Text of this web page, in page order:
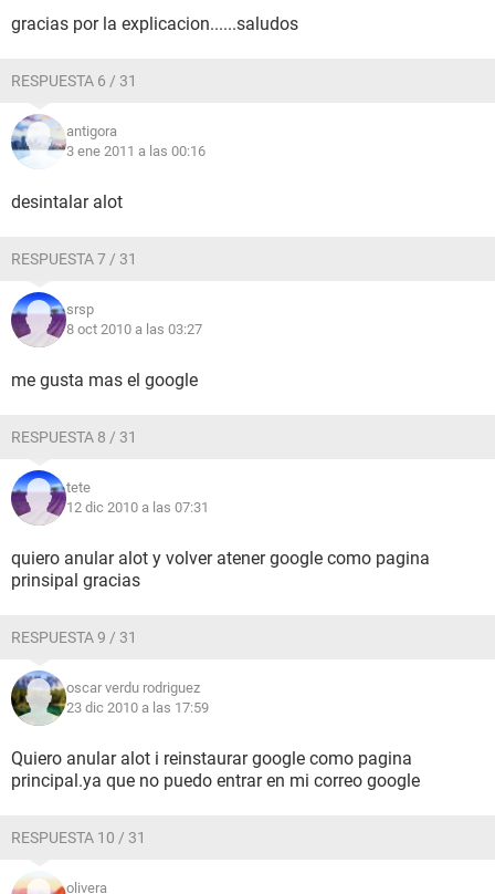
gracias por la explicacion......saludos
RESPUESTA 6 / 31
antigora
3 ene 2011 a las 00:16
desintalar alot
RESPUESTA 7 / 31
srsp
8 oct 2010 a las 03:27
me gusta mas el google
RESPUESTA 8 / 31
tete
12 dic 2010 a las 07:31
quiero anular alot y volver atener google como pagina
prinsipal gracias
RESPUESTA 9 / 31
oscar verdu rodriguez
23 dic 2010 a las 17:59
Quiero anular alot i reinstaurar google como pagina
principal.ya que no puedo entrar en mi correo google
RESPUESTA 10 / 31
olivera